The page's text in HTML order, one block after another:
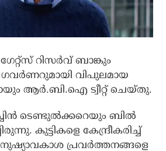
റിസര്‍വ് ബാങ്കും
ഗവര്‍ണറുമായി വിപുലമായ
ആര്‍.ബി.ഐ ട്വീറ്റ് ചെയ്തു.
ടെണ്ടുല്‍ക്കറെയും ബില്‍
കുട്ടികളെ കേന്ദ്രീകരിച്ച്
പ്രവര്‍ത്തനങ്ങളെ